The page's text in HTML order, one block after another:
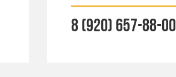
8 (920) 657-88-00